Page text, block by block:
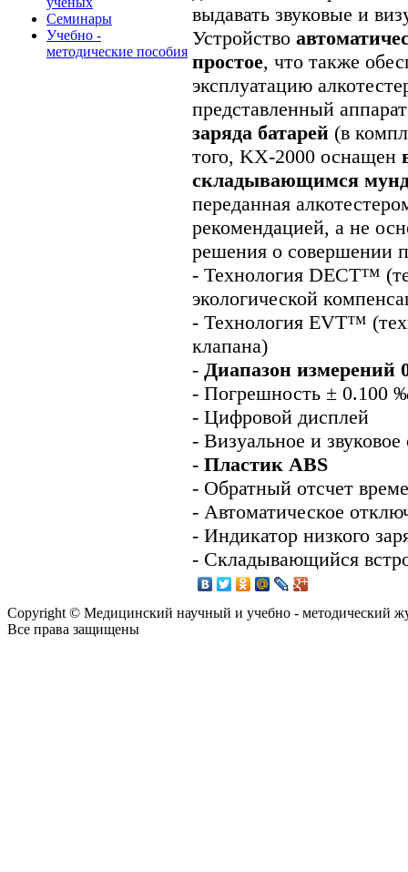
Семинары
Учебно -
методические пособия
выдавать звуковые и
Устройство
простое, что также
эксплуатацию
представленный
заряда батарей (в
того, KX-2000 оснащен
складывающимся
переданная
рекомендацией, а не
решения о совершении
- Технология DECT™
экологической
- Технология EVT™
клапана)
- Диапазон измерений
- Погрешность ± 0.100
- Цифровой дисплей
- Визуальное и
- Пластик ABS
- Обратный отсчет
- Автоматическое
- Индикатор низкого
- Складывающийся
Copyright © Медицинский научный и учебно - методический
Все права защищены